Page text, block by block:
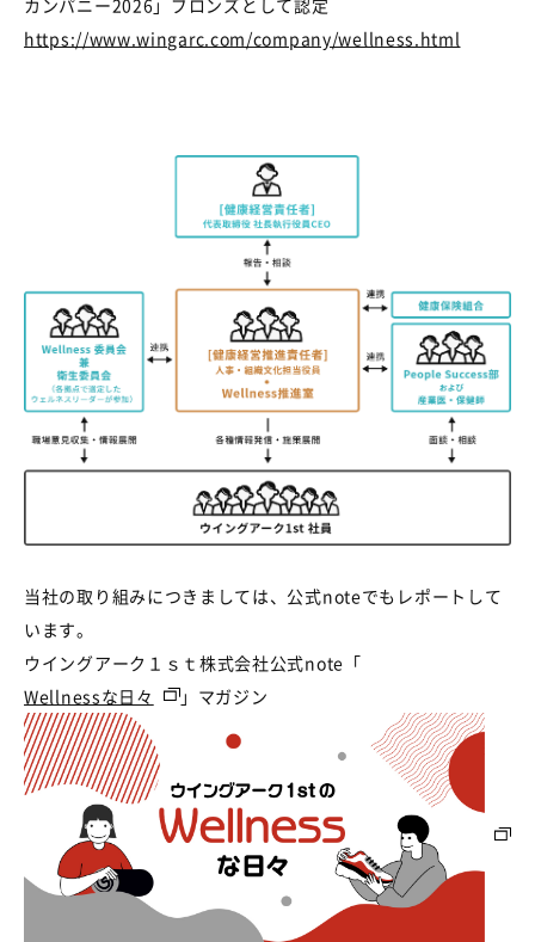
カンパニー2026」ブロンズとして認定
https://www.wingarc.com/company/wellness.html
当社の取り組みにつきましては、公式noteでもレポートして
います。
ウイングアーク１ｓｔ株式会社公式note「
Wellnessな日々
」マガジン